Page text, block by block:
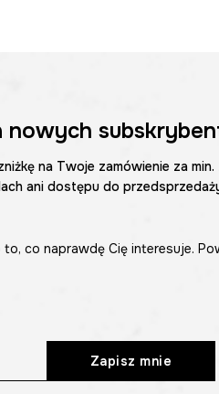
nowych
na Twoje zamówienie za
ani dostępu do
co naprawdę Cię interesuje.
Zapisz mnie